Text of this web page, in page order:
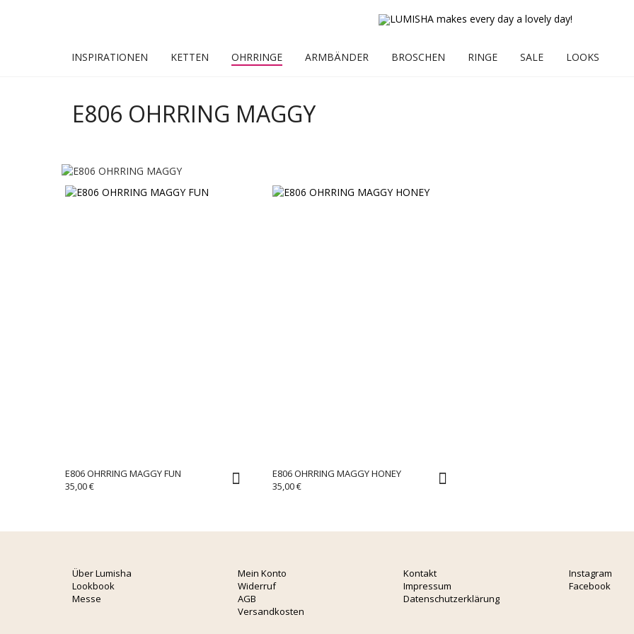
INSPIRATIONEN KETTEN OHRRINGE ARMBÄNDER BROSCHEN RINGE SALE LOOKS
E806 OHRRING MAGGY
E806 OHRRING MAGGY FUN
35,00€
E806 OHRRING MAGGY HONEY
35,00€
Über Lumisha
Lookbook
Messe
Mein Konto
Widerruf
AGB
Versandkosten
Kontakt
Impressum
Datenschutzerklärung
Instagram
Facebook